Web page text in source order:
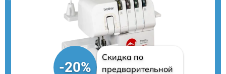
-20%
Скидка по
предварительной